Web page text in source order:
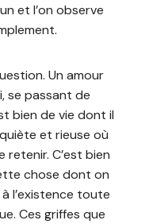
et l’on observe
Un amour
se passant de
bien de vie dont il
et rieuse où
retenir. C’est bien
chose dont on
l’existence toute
Ces griffes que